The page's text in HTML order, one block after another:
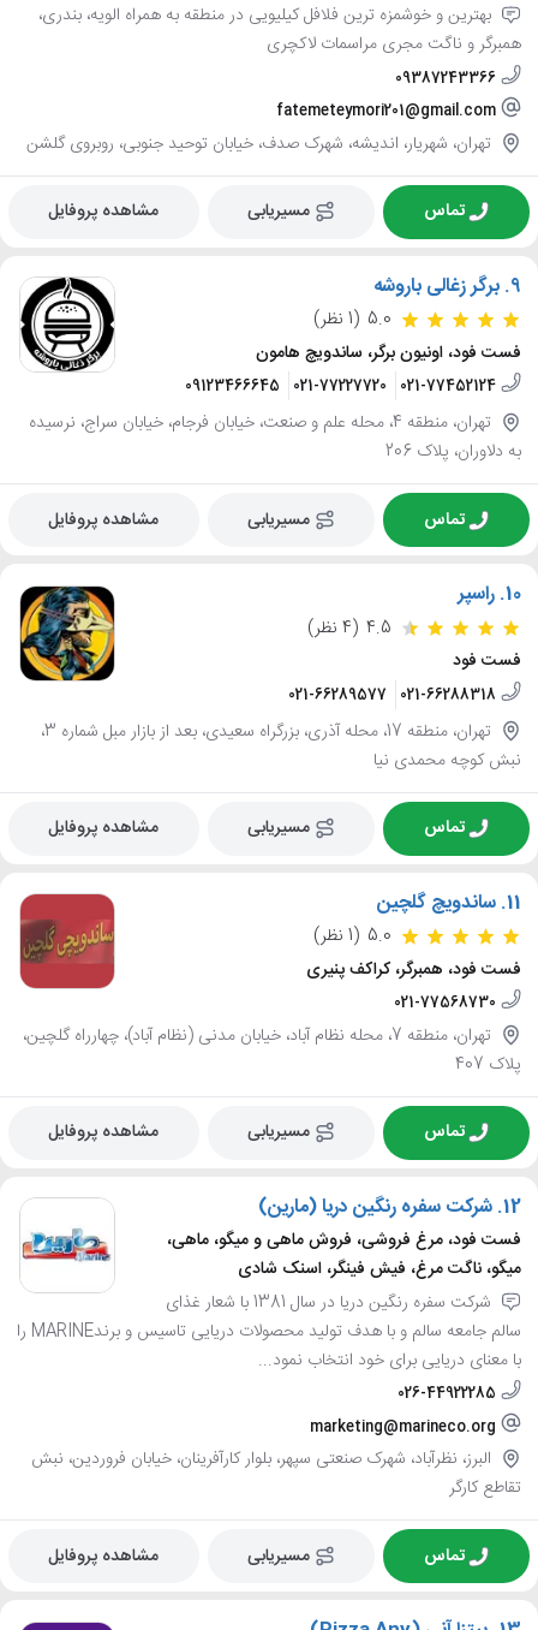
بهترین و خوشمزه ترین فلافل کیلیویی در منطقه به همراه الویه، بندری،
همبرگر و ناگت مجری مراسمات لاکچری
09387243366
fatemeteymori201@gmail.com
تهران، شهریار، اندیشه، شهرک صدف، خیابان توحید جنوبی، روبروی گلشن
تماس مسیریابی مشاهده پروفایل
9. برگر زغالی باروشه
5.0 (1 نظر)
فست فود، اونیون برگر، ساندویچ هامون
021-77452124
021-77227720
09123466645
تهران، منطقه 4، محله علم و صنعت، خیابان فرجام، خیابان سراج، نرسیده
به دلاوران، پلاک 206
تماس مسیریابی مشاهده پروفایل
10. راسپر
4.5 (4 نظر)
فست فود
021-66288318
021-66289577
تهران، منطقه 17، محله آذری، بزرگراه سعیدی، بعد از بازار مبل شماره 3،
نبش کوچه محمدی نیا
تماس مسیریابی مشاهده پروفایل
11. ساندویچ گلچین
5.0 (1 نظر)
فست فود، همبرگر، کراکف پنیری
021-77568730
تهران، منطقه 7، محله نظام آباد، خیابان مدنی (نظام آباد)، چهارراه گلچین،
پلاک 407
تماس مسیریابی مشاهده پروفایل
12. شرکت سفره رنگین دریا (مارین)
فست فود، مرغ فروشی، فروش ماهی و میگو، ماهی،
میگو، ناگت مرغ، فیش فینگر، اسنک شادی
شرکت سفره رنگین دریا در سال 1381 با شعار غذای
سالم جامعه سالم و با هدف تولید محصولات دریایی تاسیس و برندMARINE را
با معنای دریایی برای خود انتخاب نمود...
026-44922285
marketing@marineco.org
البرز، نظرآباد، شهرک صنعتی سپهر، بلوار کارآفرینان، خیابان فروردین، نبش
تقاطع کارگر
تماس مسیریابی مشاهده پروفایل